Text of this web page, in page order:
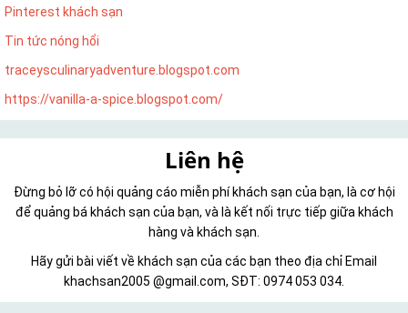
Pinterest khách sạn
Tin tức nóng hổi
traceysculinaryadventure.blogspot.com
https://vanilla-a-spice.blogspot.com/
Liên hệ
Đừng bỏ lỡ có hội quảng cáo miễn phí khách sạn của bạn, là cơ hội
để quảng bá khách sạn của bạn, và là kết nối trực tiếp giữa khách
hàng và khách sạn.
Hãy gửi bài viết về khách sạn của các bạn theo địa chỉ Email
khachsan2005 @gmail.com, SĐT: 0974 053 034.